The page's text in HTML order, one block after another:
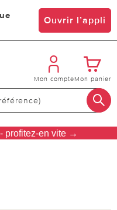
Ouvrir l’appli
Mon compteMon panier
profitez-en vite →